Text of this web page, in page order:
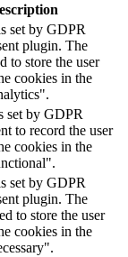
set by GDPR
plugin. The
to store the user
cookies in the
set by GDPR
to record the user
cookies in the
set by GDPR
plugin. The
to store the user
cookies in the